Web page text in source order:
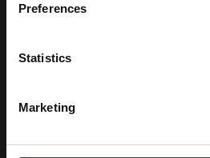
Preferences
Statistics
Marketing
LA NOSTRA MISSION
Una comunità di appassionati della
Una regione affascinante, densa di
paesaggi e la sua gente è capace di